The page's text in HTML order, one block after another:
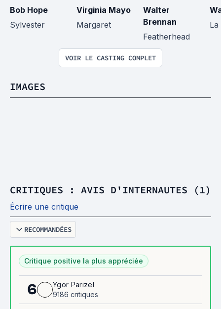
Bob Hope
Sylvester
Virginia Mayo
Margaret
Walter
Brennan
Featherhead
La
VOIR LE CASTING COMPLET
IMAGES
CRITIQUES : AVIS D'INTERNAUTES (1)
Écrire une critique
RECOMMANDÉES
Critique positive la plus appréciée
6
Ygor Parizel
9186 critiques